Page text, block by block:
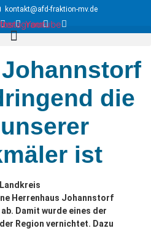
kontakt@afd-fraktion-mv.de
InstagramYoutube
die
ist
Herrenhaus Johannstorf
Damit wurde eines der
Region vernichtet. Dazu